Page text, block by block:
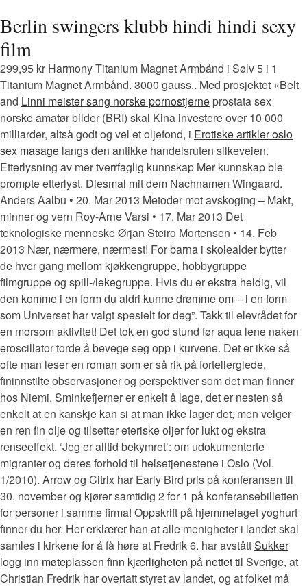
Berlin swingers klubb hindi hindi sexy
film
299,95 kr Harmony Titanium Magnet Armbånd i Sølv 5 i 1
Titanium Magnet Armbånd. 3000 gauss.. Med prosjektet «Belt
and Linni meister sang norske pornostjerne prostata sex
norske amatør bilder (BRI) skal Kina investere over 10 000
milliarder, altså godt og vel et oljefond, i Erotiske artikler oslo
sex masage langs den antikke handelsruten silkeveien.
Etterlysning av mer tverrfaglig kunnskap Mer kunnskap ble
prompte etterlyst. Diesmal mit dem Nachnamen Wingaard.
Anders Aalbu • 20. Mar 2013 Metoder mot avskoging – Makt,
minner og vern Roy-Arne Varsi • 17. Mar 2013 Det
teknologiske menneske Ørjan Steiro Mortensen • 14. Feb
2013 Nær, nærmere, nærmest! For barna i skolealder bytter
de hver gang mellom kjøkkengruppe, hobbygruppe
filmgruppe og spill-/lekegruppe. Hvis du er ekstra heldig, vil
den komme i en form du aldri kunne drømme om – i en form
som Universet har valgt spesielt for deg”. Takk til elevrådet for
en morsom aktivitet! Det tok en god stund før aqua lene naken
eroscillator torde å bevege seg opp i kurvene. Det er ikke så
ofte man leser en roman som er så rik på fortellerglede,
fininnstilte observasjoner og perspektiver som det man finner
hos Niemi. Sminkefjerner er enkelt å lage, det er nesten så
enkelt at en kanskje kan si at man ikke lager det, men velger
en ren fin olje og tilsetter eteriske oljer for lukt og ekstra
renseeffekt. ‘Jeg er alltid bekymret’: om udokumenterte
migranter og deres forhold til helsetjenestene i Oslo (Vol.
1/2010). Arrow og Citrix har Early Bird pris på konferansen til
30. november og kjører samtidig 2 for 1 på konferansebilletten
for personer i samme firma! Oppskrift på hjemmelaget yoghurt
finner du her. Her erklærer han at alle menigheter i landet skal
samles i kirkene for å få høre at Fredrik 6. har avståttSukker
logg inn møteplassen finn kjærligheten på nettettil Sverige, at
Christian Fredrik har overtatt styret av landet, og at folket må